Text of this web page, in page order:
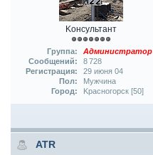
Kонсультант
Группа:
Администратор
Сообщений:
8 728
Регистрация:
29 июня 04
Пол:
Мужчина
Город:
Kрасногорск [50]
ATR